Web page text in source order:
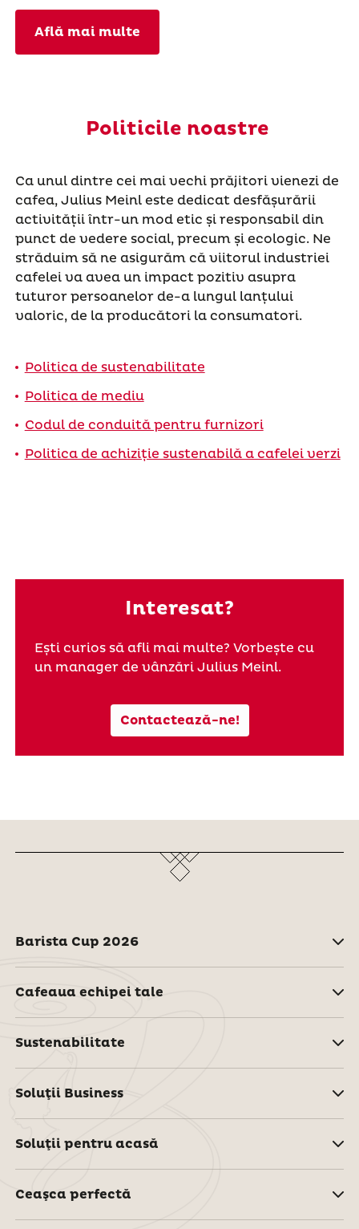
Află mai multe
Politicile noastre
Ca unul dintre cei mai vechi prăjitori vienezi de
cafea, Julius Meinl este dedicat desfășurării
activității într-un mod etic și responsabil din
punct de vedere social, precum și ecologic. Ne
străduim să ne asigurăm că viitorul industriei
cafelei va avea un impact pozitiv asupra
tuturor persoanelor de-a lungul lanțului
valoric, de la producători la consumatori.
Politica de sustenabilitate
Politica de mediu
Codul de conduită pentru furnizori
Politica de achiziție sustenabilă a cafelei verzi
Interesat?
Ești curios să afli mai multe? Vorbește cu
un manager de vânzări Julius Meinl.
Contactează-ne!
Barista Cup 2026
Cafeaua echipei tale
Sustenabilitate
Soluţii Business
Soluţii pentru acasă
Ceaşca perfectă